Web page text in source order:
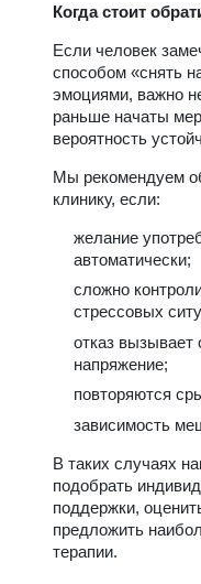
Когда стоит
Если человек
способом «снять
эмоциями, важно
раньше начаты
вероятность
Мы рекомендуем
клинику, если:
желание
автоматически;
сложно
стрессовых
отказ вызывает
напряжение;
повторяются
зависимость
В таких случаях
подобрать
поддержки,
предложить
терапии.